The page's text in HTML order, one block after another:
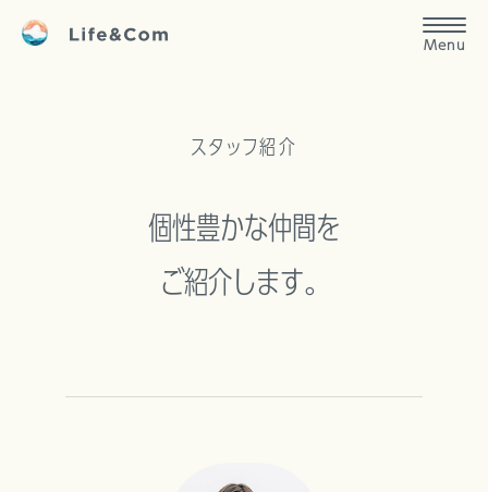
Menu
スタッフ紹介
スタッフ紹介
個性豊かな仲間を
ご紹介します。